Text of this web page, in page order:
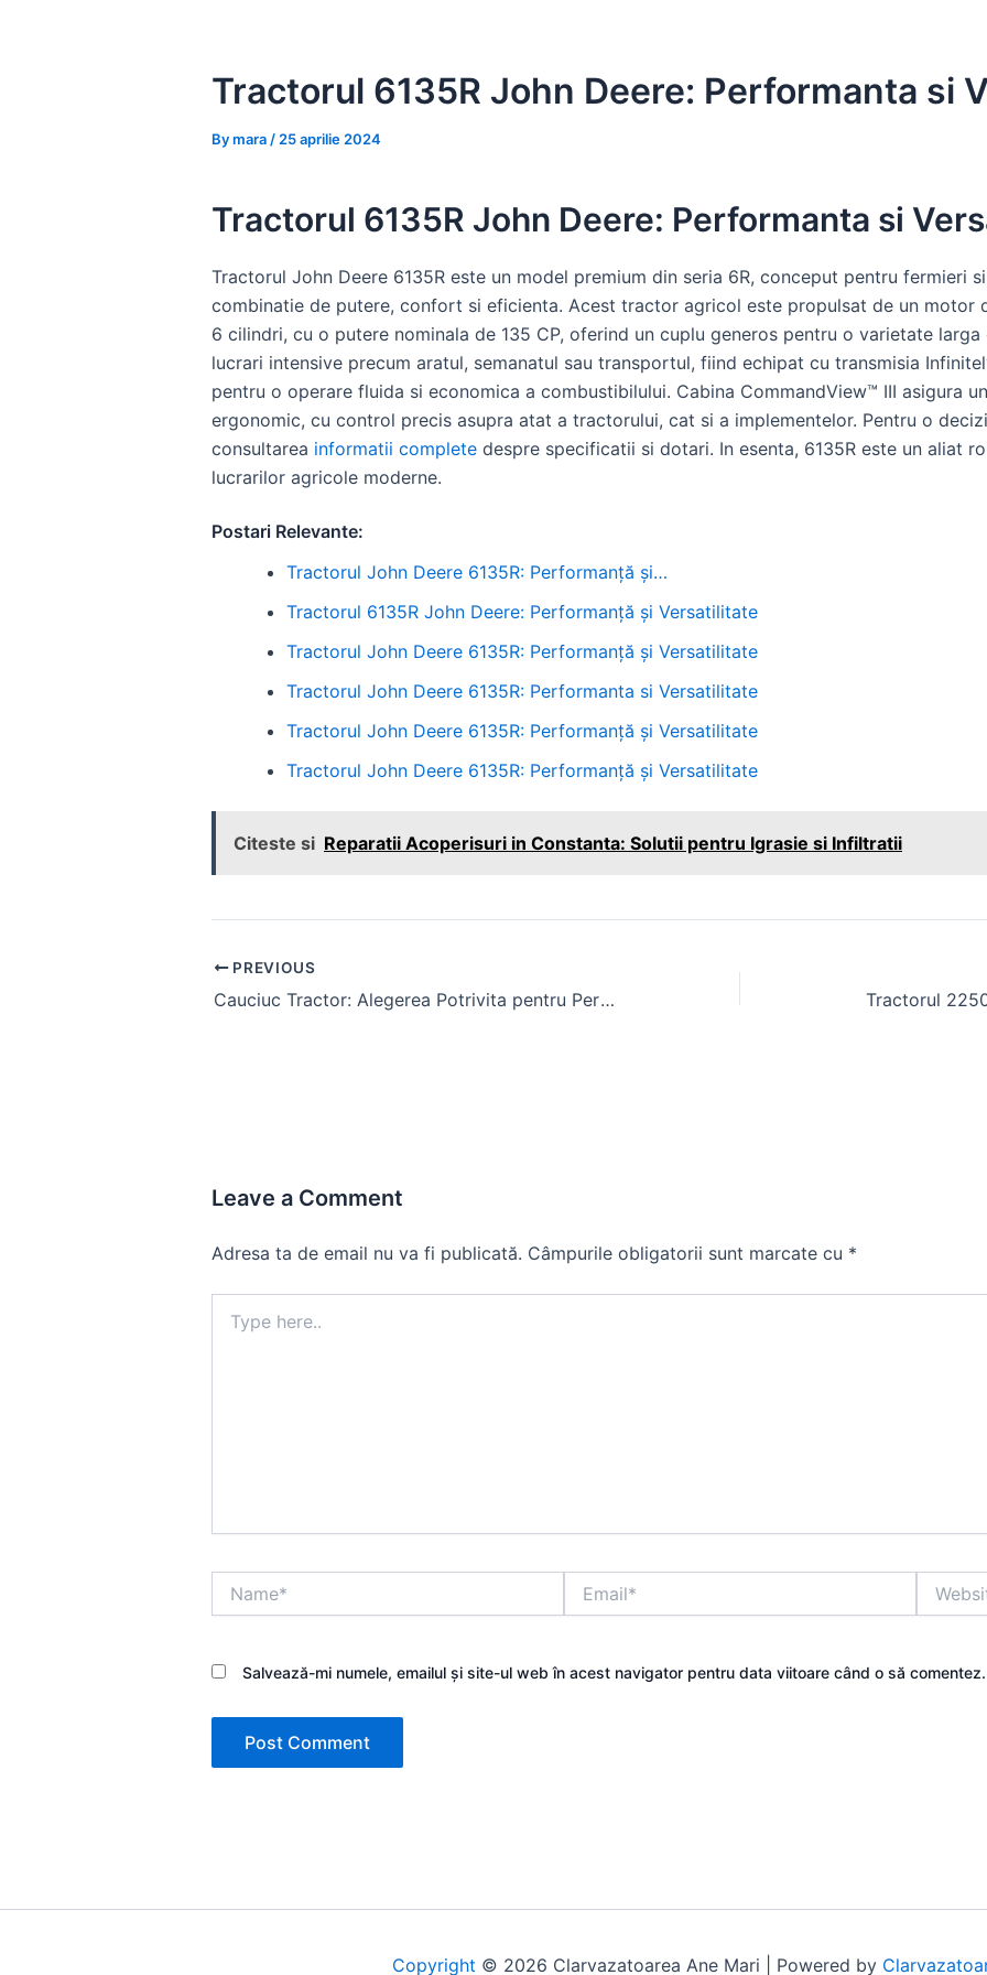
Tractorul 6135R John Deere: Performanta si
Bymara / 25 aprilie 2024
Tractorul 6135R John Deere: Performanta si
Tractorul John Deere 6135R este un model premium din seria 6R, conceput pentru fermieri
combinatie de putere, confort si eficienta. Acest tractor agricol este propulsat de un motor
6 cilindri, cu o putere nominala de 135 CP, oferind un cuplu generos pentru o varietate
lucrari intensive precum aratul, semanatul sau transportul, fiind echipat cu transmisia
pentru o operare fluida si economica a combustibilului. Cabina CommandView™ III asigura
ergonomic, cu control precis asupra atat a tractorului, cat si a implementelor. Pentru o
consultarea informatii complete despre specificatii si dotari. In esenta, 6135R este un aliat
lucrarilor agricole moderne.
Postari Relevante:
Tractorul John Deere 6135R: Performanță și…
Tractorul 6135R John Deere: Performanță și Versatilitate
Tractorul John Deere 6135R: Performanță și Versatilitate
Tractorul John Deere 6135R: Performanta si Versatilitate
Tractorul John Deere 6135R: Performanță și Versatilitate
Tractorul John Deere 6135R: Performanță și Versatilitate
Citeste si Reparatii Acoperisuri in Constanta: Solutii pentru Igrasie si Infiltratii
Post
navigation
PREVIOUS
Cauciuc Tractor: Alegerea Potrivita pentru Performanta in Camp
Leave a Comment
Adresa ta de email nu va fi publicată. Câmpurile obligatorii sunt marcate cu *
here..
Salvează-mi numele, emailul și site-ul web în acest navigator pentru data viitoare când o să comentez.
Copyright © 2026 Clarvazatoarea Ane Mari | Powered by